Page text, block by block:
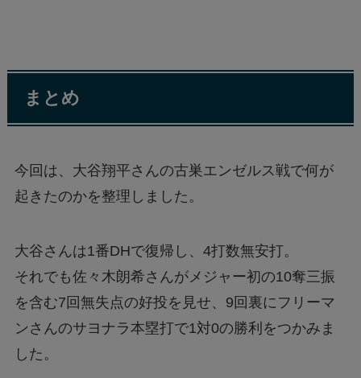
まとめ
今回は、大谷翔平さんの古巣エンゼルス戦で何が
起きたのかを整理しました。
大谷さんは1番DHで復帰し、4打数無安打。
それでも佐々木朗希さんがメジャー初の10奪三振
を含む7回無失点の好投を見せ、9回裏にフリーマ
ンさんのサヨナラ本塁打で1対0の勝利をつかみま
した。